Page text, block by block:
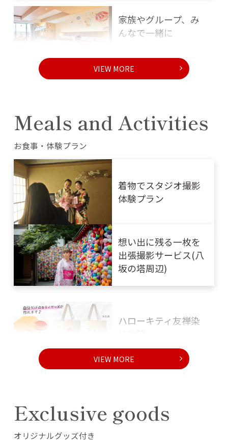
ドガード レンタル
家族やグループ、み
んなで一緒に
い部屋
付き
リーン レンタル
VIEW MORE
Meals and Activities
お食事・体験プラン
着物でスタジオ撮影
体験プラン
想い出に残る一枚を
出張撮影サービス(八
坂の塔周辺)
ハローキティ友禅染
VIEW MORE
Exclusive goods
オリジナルグッズ付き